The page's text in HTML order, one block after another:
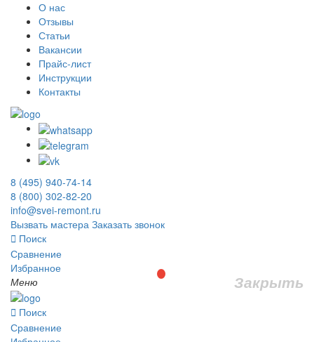
О нас
Отзывы
Статьи
Вакансии
Прайс-лист
Инструкции
Контакты
8 (495) 940-74-14
8 (800) 302-82-20
info@svei-remont.ru
Вызвать мастера Заказать звонок
Поиск
Сравнение
Избранное
Меню
Закрыть
Поиск
Сравнение